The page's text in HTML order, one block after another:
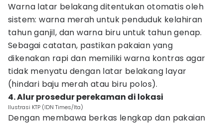
Warna latar belakang ditentukan otomatis oleh
sistem: warna merah untuk penduduk kelahiran
tahun ganjil, dan warna biru untuk tahun genap.
Sebagai catatan, pastikan pakaian yang
dikenakan rapi dan memiliki warna kontras agar
tidak menyatu dengan latar belakang layar
(hindari baju merah atau biru polos).
4. Alur prosedur perekaman di lokasi
Ilustrasi KTP (IDN Times/Ita)
Dengan membawa berkas lengkap dan pakaian